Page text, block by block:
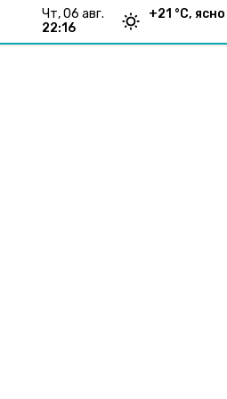
чт, 06 авг.
22:16
+21 °С, ясно